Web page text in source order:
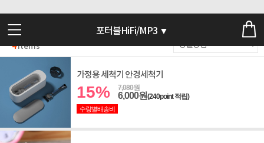
포터블HiFi/MP3 ▼
4Items
가정용 세척기 안경세척기
15% 7,080원
6,000원(240point 적립)
수량별배송비